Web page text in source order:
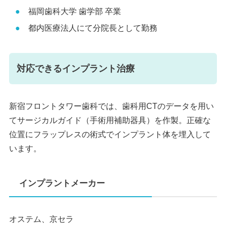
福岡歯科大学 歯学部 卒業
都内医療法人にて分院長として勤務
対応できるインプラント治療
新宿フロントタワー歯科では、歯科用CTのデータを用い
てサージカルガイド（手術用補助器具）を作製。正確な
位置にフラップレスの術式でインプラント体を埋入して
います。
インプラントメーカー
オステム、京セラ